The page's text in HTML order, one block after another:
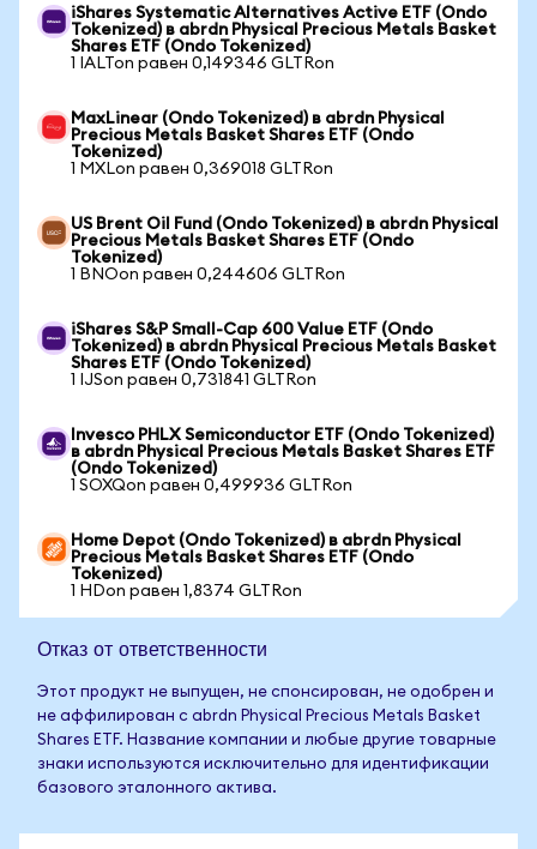
iShares Systematic Alternatives Active ETF (Ondo
Tokenized) в abrdn Physical Precious Metals Basket
Shares ETF (Ondo Tokenized)
1 IALTon равен 0,149346 GLTRon
MaxLinear (Ondo Tokenized) в abrdn Physical
Precious Metals Basket Shares ETF (Ondo
Tokenized)
1 MXLon равен 0,369018 GLTRon
US Brent Oil Fund (Ondo Tokenized) в abrdn Physical
Precious Metals Basket Shares ETF (Ondo
Tokenized)
1 BNOon равен 0,244606 GLTRon
iShares S&P Small-Cap 600 Value ETF (Ondo
Tokenized) в abrdn Physical Precious Metals Basket
Shares ETF (Ondo Tokenized)
1 IJSon равен 0,731841 GLTRon
Invesco PHLX Semiconductor ETF (Ondo Tokenized)
в abrdn Physical Precious Metals Basket Shares ETF
(Ondo Tokenized)
1 SOXQon равен 0,499936 GLTRon
Home Depot (Ondo Tokenized) в abrdn Physical
Precious Metals Basket Shares ETF (Ondo
Tokenized)
1 HDon равен 1,8374 GLTRon
Отказ от ответственности
Этот продукт не выпущен, не спонсирован, не одобрен и
не аффилирован с abrdn Physical Precious Metals Basket
Shares ETF. Название компании и любые другие товарные
знаки используются исключительно для идентификации
базового эталонного актива.